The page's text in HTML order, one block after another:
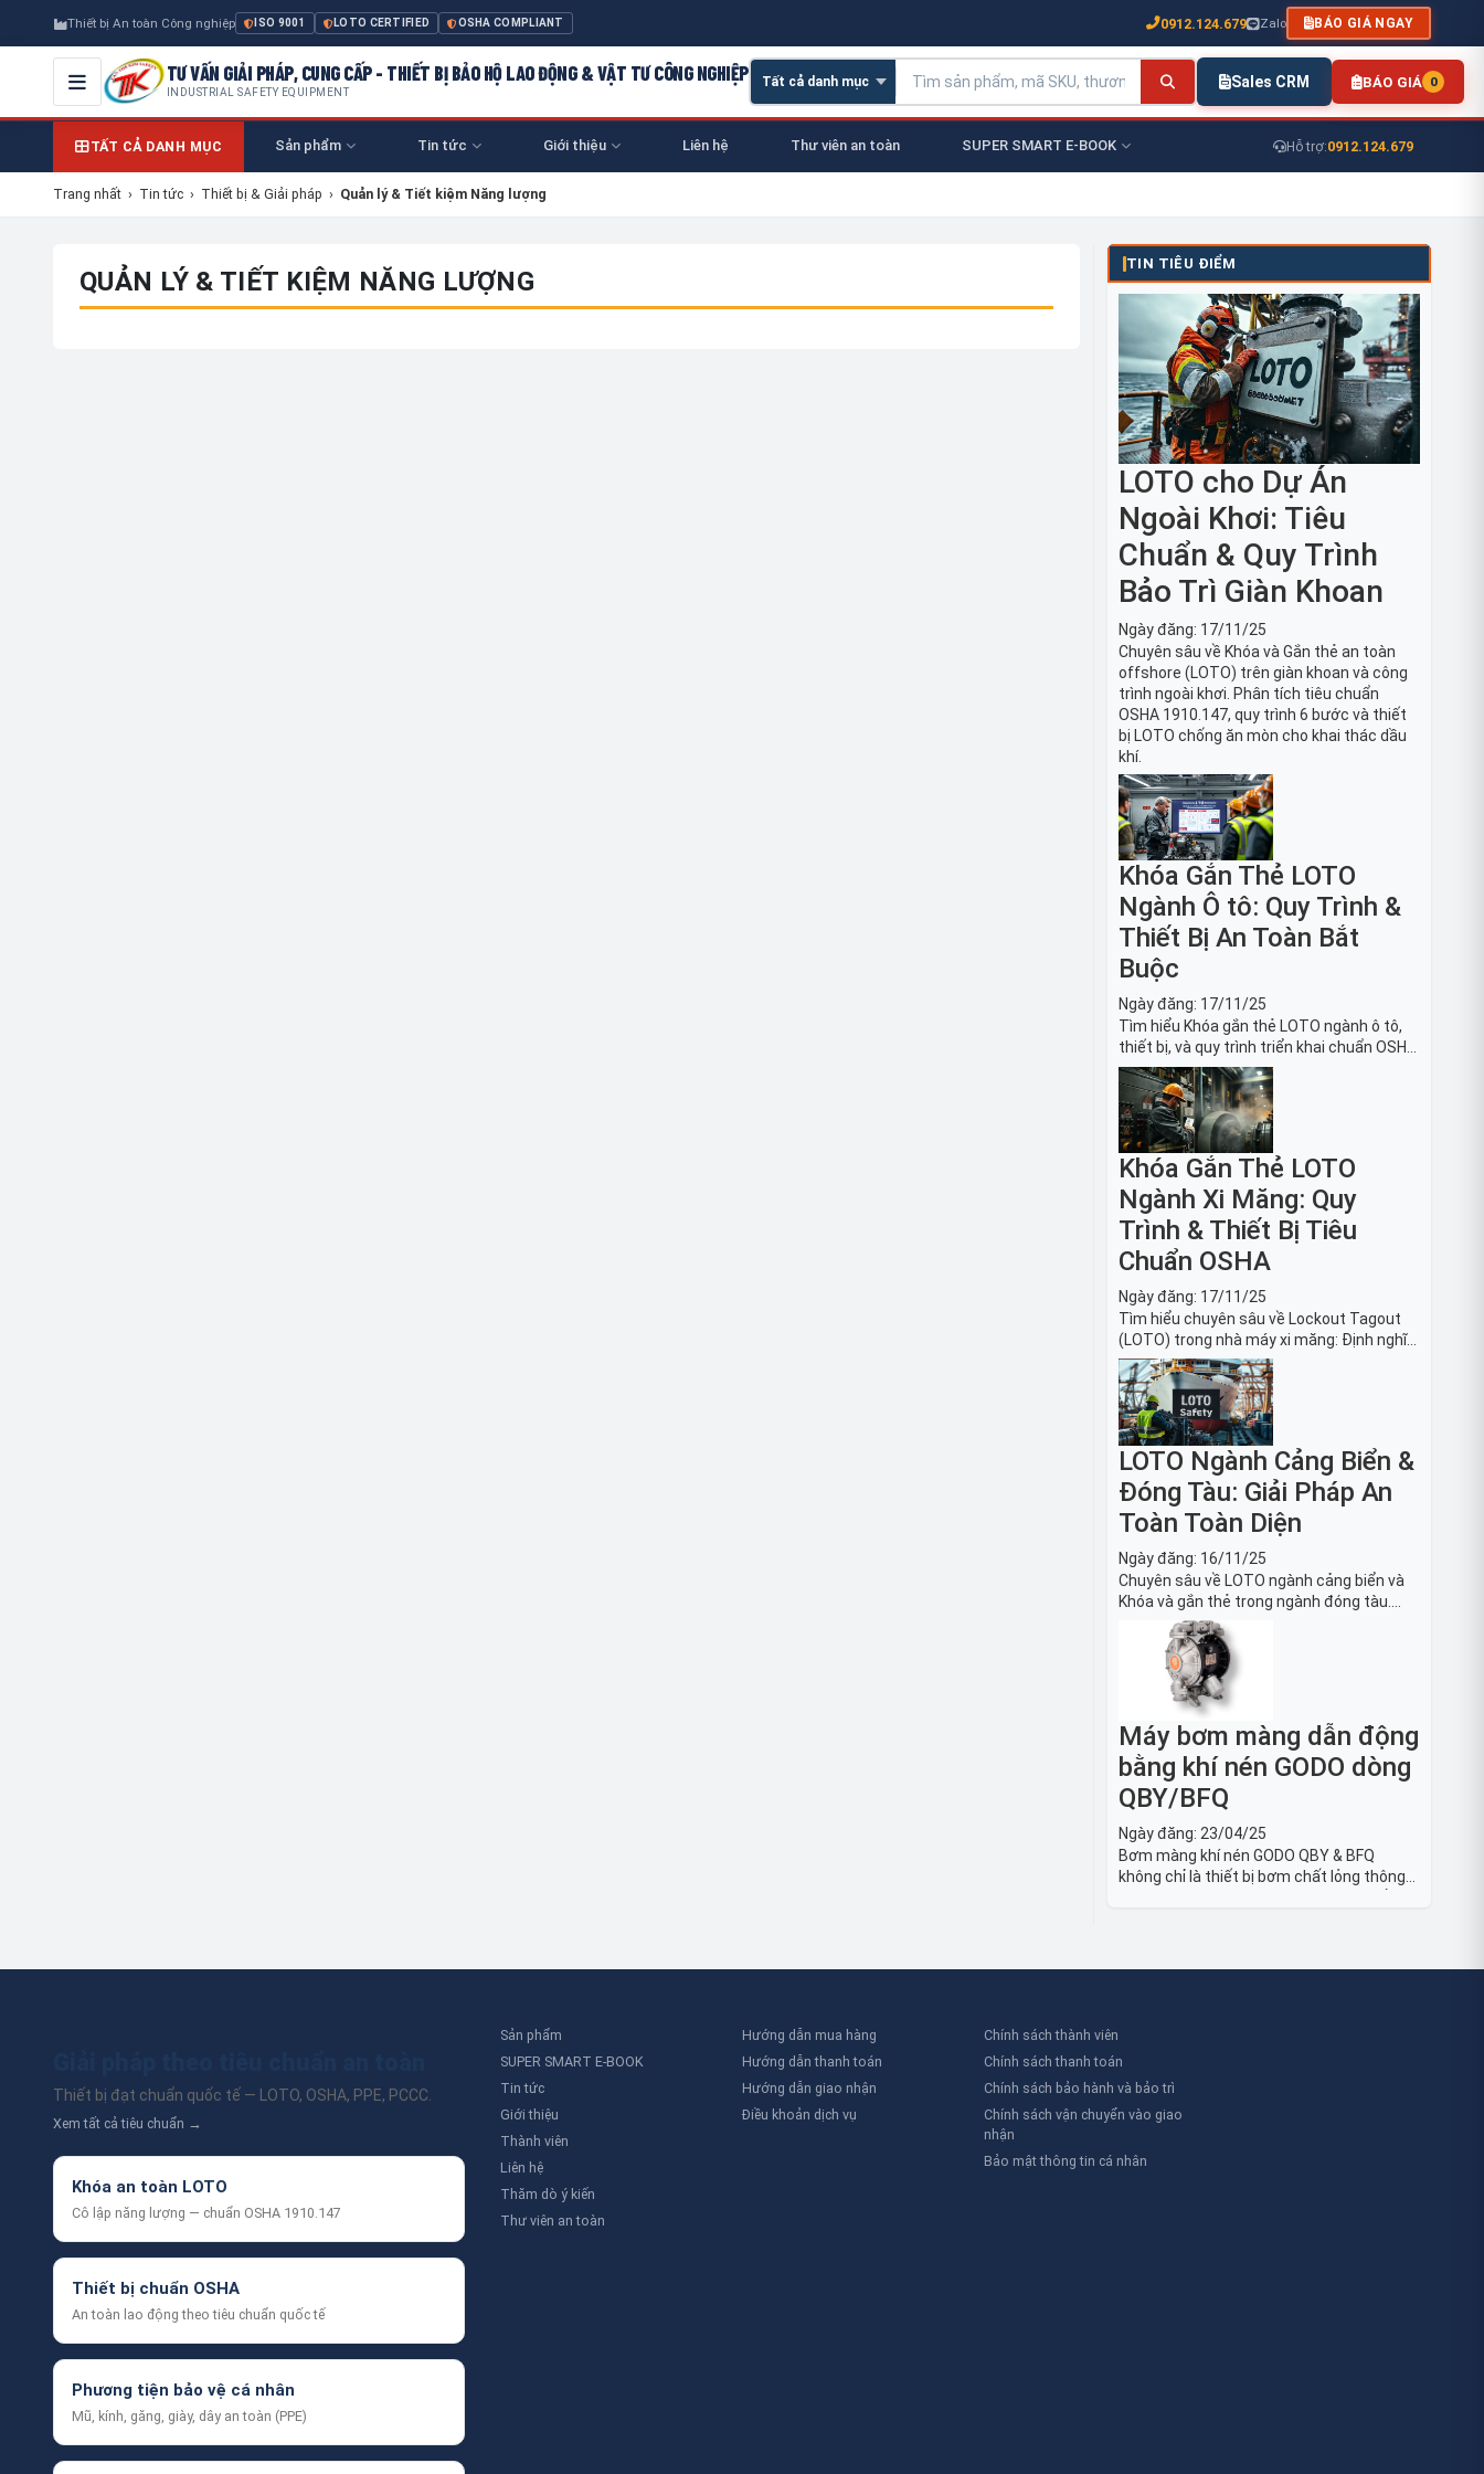
Thiết bị An toàn Công nghiệp ISO 9001 LOTO CERTIFIED OSHA COMPLIANT 0912.124.679 Zalo BÁO GIÁ NGAY
TƯ VẤN GIẢI PHÁP, CUNG CẤP - THIẾT BỊ BẢO HỘ LAO ĐỘNG & VẬT TƯ CÔNG NGHIỆP
INDUSTRIAL SAFETY EQUIPMENT
Sales CRM BÁO GIÁ 0
TẤT CẢ DANH MỤC Sản phẩm Tin tức Giới thiệu Liên hệ Thư viên an toàn SUPER SMART E-BOOK Hỗ trợ:0912.124.679
Trang nhất › Tin tức › Thiết bị & Giải pháp › Quản lý & Tiết kiệm Năng lượng
QUẢN LÝ & TIẾT KIỆM NĂNG LƯỢNG
TIN TIÊU ĐIỂM
LOTO cho Dự Án
Ngoài Khơi: Tiêu
Chuẩn & Quy Trình
Bảo Trì Giàn Khoan
Ngày đăng: 17/11/25
Chuyên sâu về Khóa và Gắn thẻ an toàn
offshore (LOTO) trên giàn khoan và công
trình ngoài khơi. Phân tích tiêu chuẩn
OSHA 1910.147, quy trình 6 bước và thiết
bị LOTO chống ăn mòn cho khai thác dầu
khí.
Khóa Gắn Thẻ LOTO
Ngành Ô tô: Quy Trình &
Thiết Bị An Toàn Bắt
Buộc
Ngày đăng: 17/11/25
Tìm hiểu Khóa gắn thẻ LOTO ngành ô tô,
thiết bị, và quy trình triển khai chuẩn OSHA
1910.147. Bảo trì an toàn cho robot, băng
tải sản xuất ô tô và dây chuyền lắp ráp xe
hơi.
Khóa Gắn Thẻ LOTO
Ngành Xi Măng: Quy
Trình & Thiết Bị Tiêu
Chuẩn OSHA
Ngày đăng: 17/11/25
Tìm hiểu chuyên sâu về Lockout Tagout
(LOTO) trong nhà máy xi măng: Định nghĩa,
tiêu chuẩn OSHA, quy trình 6 bước và danh
sách thiết bị LOTO thiết yếu. Giải pháp bảo
trì lò nung, máy nghiền an toàn.
LOTO Ngành Cảng Biển &
Đóng Tàu: Giải Pháp An
Toàn Toàn Diện
Ngày đăng: 16/11/25
Chuyên sâu về LOTO ngành cảng biển và
Khóa và gắn thẻ trong ngành đóng tàu.
Hướng dẫn chi tiết quy trình, tiêu chuẩn
OSHA, thiết bị và Giải pháp LOTO trong
công nghiệp đóng tàu toàn diện.
Máy bơm màng dẫn động
bằng khí nén GODO dòng
QBY/BFQ
Ngày đăng: 23/04/25
Bơm màng khí nén GODO QBY & BFQ
không chỉ là thiết bị bơm chất lỏng thông
Thiết bị đạt chuẩn quốc tế — LOTO, OSHA, PPE, PCCC.
Xem tất cả tiêu chuẩn →
Khóa an toàn LOTO
Cô lập năng lượng — chuẩn OSHA 1910.147
Thiết bị chuẩn OSHA
An toàn lao động theo tiêu chuẩn quốc tế
Phương tiện bảo vệ cá nhân
Mũ, kính, găng, giày, dây an toàn (PPE)
Sản phẩm
SUPER SMART E-BOOK
Tin tức
Giới thiệu
Thành viên
Liên hệ
Thăm dò ý kiến
Thư viên an toàn
Hướng dẫn mua hàng
Hướng dẫn thanh toán
Hướng dẫn giao nhận
Điều khoản dịch vụ
Chính sách thành viên
Chính sách thanh toán
Chính sách bảo hành và bảo trì
Chính sách vận chuyển vào giao
nhận
Bảo mật thông tin cá nhân